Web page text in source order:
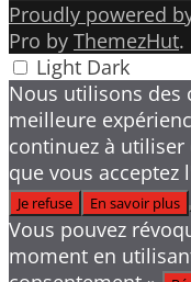
Proudly powered
Pro by ThemezHut.
Light Dark
Nous utilisons des
meilleure
continuez à
que vous
Je refuse
En savoir plus
Vous pouvez
moment en